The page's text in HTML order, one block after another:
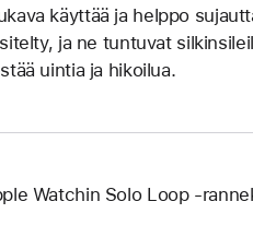
käyttää ja helppo
ja ne tuntuvat
uintia ja hikoilua.
Watchin Solo Loop